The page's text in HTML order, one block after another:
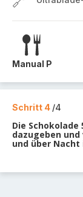
Manual P
Schritt 4 /4
Die Schokolade
dazugeben
und über